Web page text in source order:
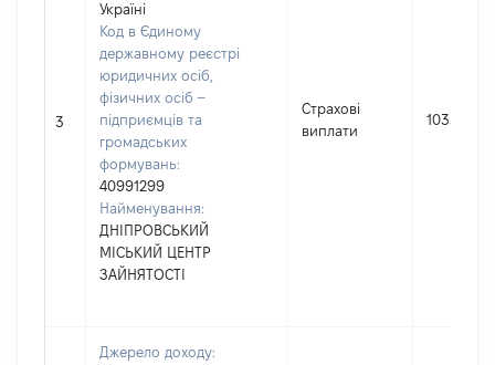
3
Україні
Код в Єдиному
державному реєстрі
юридичних осіб,
фізичних осіб –
підприємців та
громадських
формувань:
40991299
Найменування:
ДНІПРОВСЬКИЙ
МІСЬКИЙ ЦЕНТР
ЗАЙНЯТОСТІ
Страхові
виплати
10330
Джерело доходу: